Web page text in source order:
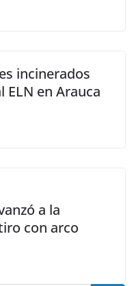
incinerados
en Arauca
a la
con arco